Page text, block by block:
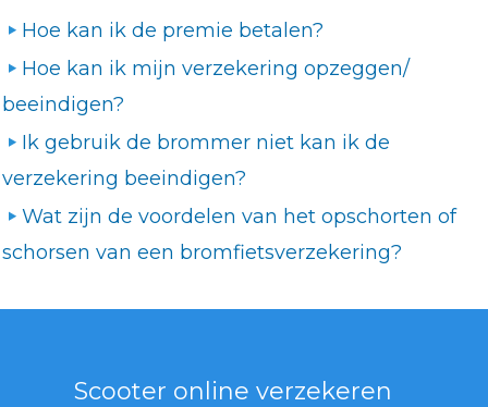
Hoe kan ik de premie betalen?
Hoe kan ik mijn verzekering opzeggen/
beeindigen?
Ik gebruik de brommer niet kan ik de
verzekering beeindigen?
Wat zijn de voordelen van het opschorten of
schorsen van een bromfietsverzekering?
Scooter online verzekeren